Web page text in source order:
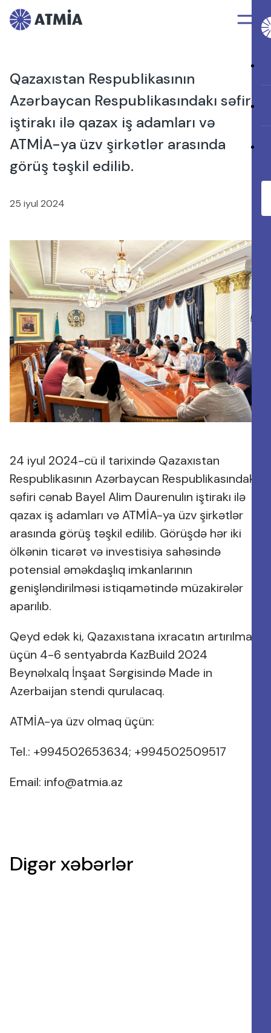
Qazaxıstan Respublikasının
Azərbaycan Respublikasındakı səfiri
iştirakı ilə qazax iş adamları və
ATMİA-ya üzv şirkətlər arasında
görüş təşkil edilib.
25 iyul 2024
24 iyul 2024-cü il tarixində Qazaxıstan
Respublikasının Azərbaycan Respublikasındakı
səfiri cənab Bayel Alim Daurenulın iştirakı ilə
qazax iş adamları və ATMİA-ya üzv şirkətlər
arasında görüş təşkil edilib. Görüşdə hər iki
ölkənin ticarət və investisiya sahəsində
potensial əməkdaşlıq imkanlarının
genişləndirilməsi istiqamətində müzakirələr
aparılıb.
Qeyd edək ki, Qazaxıstana ixracatın artırılması
üçün 4-6 sentyabrda KazBuild 2024
Beynəlxalq İnşaat Sərgisində Made in
Azerbaijan stendi qurulacaq.
ATMİA-ya üzv olmaq üçün:
Tel.: +994502653634; +994502509517
Email: info@atmia.az
Digər xəbərlər